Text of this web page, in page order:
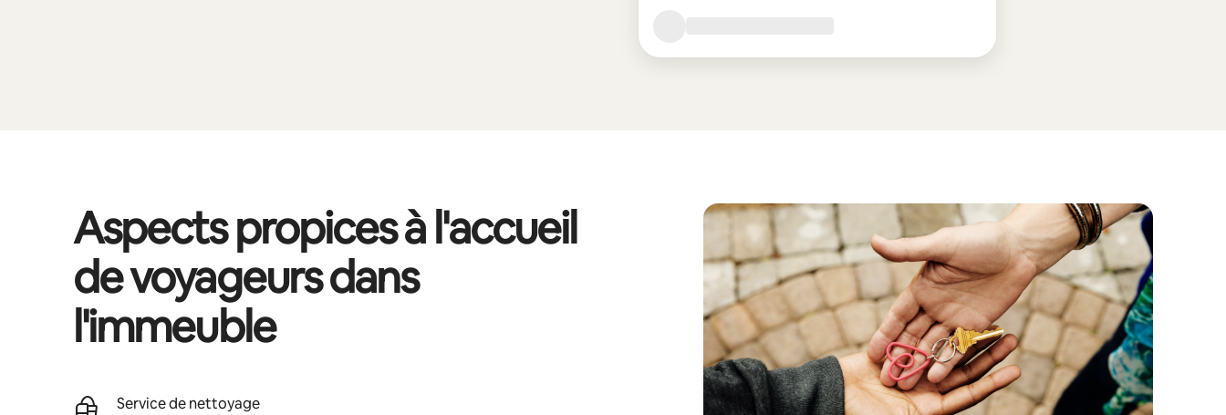
Aspects propices à l'accueil
de voyageurs dans
l'immeuble
Service de nettoyage